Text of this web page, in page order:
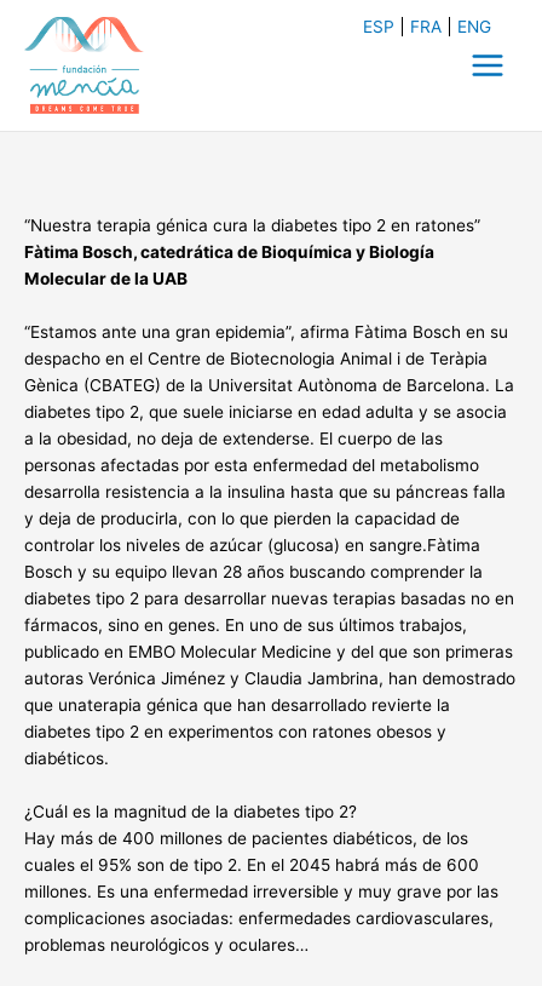
contenido
ESP FRA ENG
Main
Menu
“Nuestra terapia génica cura la diabetes tipo 2 en ratones”
Fàtima Bosch, catedrática de Bioquímica y Biología
Molecular de la UAB
“Estamos ante una gran epidemia”, afirma Fàtima Bosch en su
despacho en el Centre de Biotecnologia Animal i de Teràpia
Gènica (CBATEG) de la Universitat Autònoma de Barcelona. La
diabetes tipo 2, que suele iniciarse en edad adulta y se asocia
a la obesidad, no deja de extenderse. El cuerpo de las
personas afectadas por esta enfermedad del metabolismo
desarrolla resistencia a la insulina hasta que su páncreas falla
y deja de producirla, con lo que pierden la capacidad de
controlar los niveles de azúcar (glucosa) en sangre.Fàtima
Bosch y su equipo llevan 28 años buscando comprender la
diabetes tipo 2 para desarrollar nuevas terapias basadas no en
fármacos, sino en genes. En uno de sus últimos trabajos,
publicado en EMBO Molecular Medicine y del que son primeras
autoras Verónica Jiménez y Claudia Jambrina, han demostrado
que unaterapia génica que han desarrollado revierte la
diabetes tipo 2 en experimentos con ratones obesos y
diabéticos.
¿Cuál es la magnitud de la diabetes tipo 2?
Hay más de 400 millones de pacientes diabéticos, de los
cuales el 95% son de tipo 2. En el 2045 habrá más de 600
millones. Es una enfermedad irreversible y muy grave por las
complicaciones asociadas: enfermedades cardiovasculares,
problemas neurológicos y oculares…